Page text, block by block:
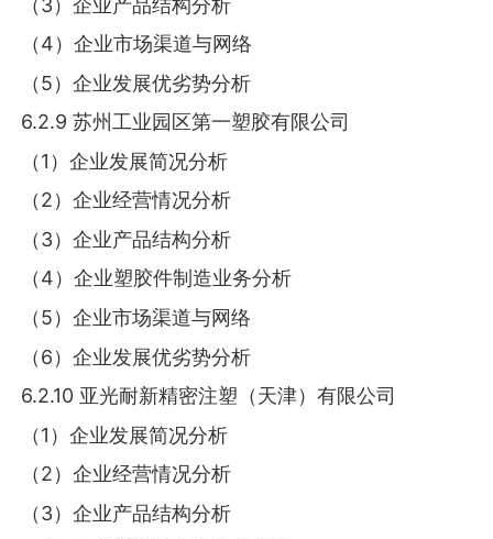
（4）企业市场渠道与网络
（5）企业发展优劣势分析
6.2.9 苏州工业园区第一塑胶有限公司
（1）企业发展简况分析
（2）企业经营情况分析
（3）企业产品结构分析
（4）企业塑胶件制造业务分析
（5）企业市场渠道与网络
（6）企业发展优劣势分析
6.2.10 亚光耐新精密注塑（天津）有限公司
（1）企业发展简况分析
（2）企业经营情况分析
（3）企业产品结构分析